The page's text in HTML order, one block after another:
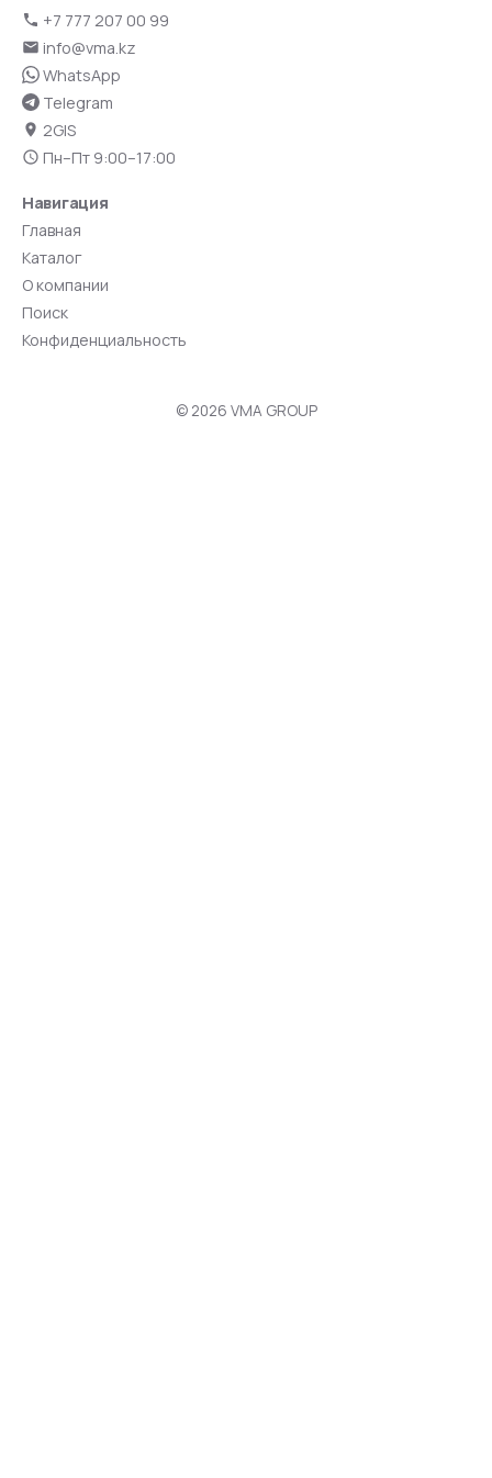
+7 777 207 00 99
info@vma.kz
WhatsApp
Telegram
2GIS
Пн–Пт 9:00–17:00
Навигация
Главная
Каталог
О компании
Поиск
Конфиденциальность
© 2026 VMA GROUP